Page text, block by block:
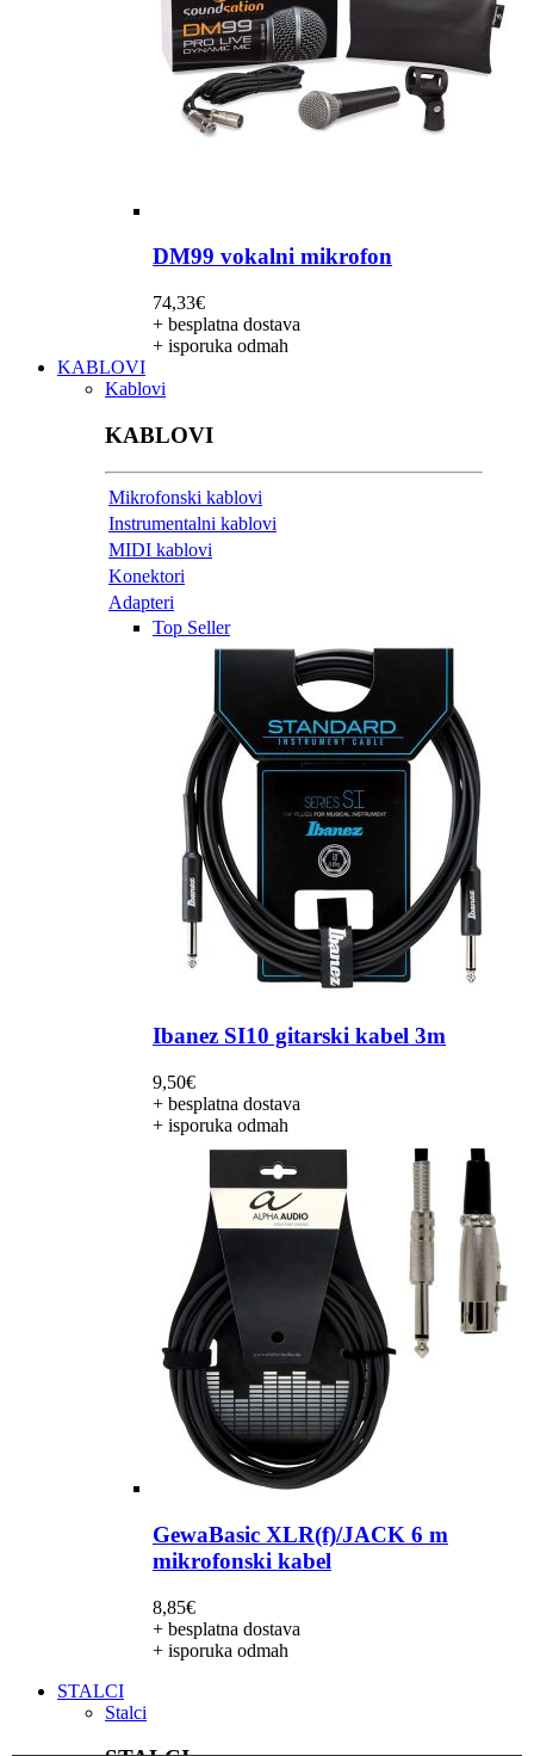
DM99 vokalni mikrofon
74,33€
+ besplatna dostava
+ isporuka odmah
KABLOVI
Kablovi
KABLOVI
Mikrofonski kablovi
Instrumentalni kablovi
MIDI kablovi
Konektori
Adapteri
Top Seller
Ibanez SI10 gitarski kabel 3m
9,50€
+ besplatna dostava
+ isporuka odmah
GewaBasic XLR(f)/JACK 6 m
mikrofonski kabel
8,85€
+ besplatna dostava
+ isporuka odmah
STALCI
Stalci